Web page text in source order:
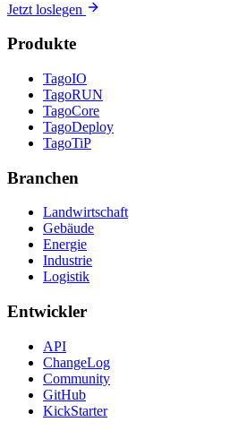
Jetzt loslegen
Produkte
TagoIO
TagoRUN
TagoCore
TagoDeploy
TagoTiP
Branchen
Landwirtschaft
Gebäude
Energie
Industrie
Logistik
Entwickler
API
ChangeLog
Community
GitHub
KickStarter